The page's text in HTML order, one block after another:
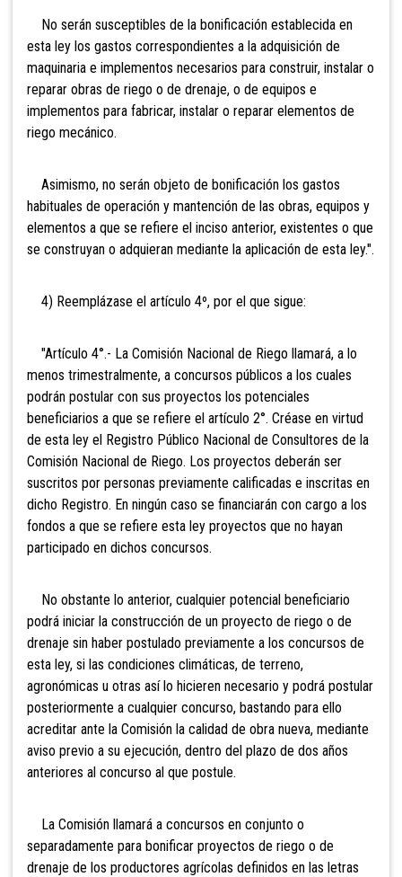
No serán susceptibles de la bonificación establecida en
esta ley los gastos correspondientes a la adquisición de
maquinaria e implementos necesarios para construir, instalar o
reparar obras de riego o de drenaje, o de equipos e
implementos para fabricar, instalar o reparar elementos de
riego mecánico.
Asimismo, no serán objeto de bonificación los gastos
habituales de operación y mantención de las obras, equipos y
elementos a que se refiere el inciso anterior, existentes o que
se construyan o adquieran mediante la aplicación de esta ley.".
4) Reemplázase el artículo 4º, por el que sigue:
"Artículo 4°.- La Comisión Nacional de Riego llamará, a lo
menos trimestralmente, a concursos públicos a los cuales
podrán postular con sus proyectos los potenciales
beneficiarios a que se refiere el artículo 2°. Créase en virtud
de esta ley el Registro Público Nacional de Consultores de la
Comisión Nacional de Riego. Los proyectos deberán ser
suscritos por personas previamente calificadas e inscritas en
dicho Registro. En ningún caso se financiarán con cargo a los
fondos a que se refiere esta ley proyectos que no hayan
participado en dichos concursos.
No obstante lo anterior, cualquier potencial beneficiario
podrá iniciar la construcción de un proyecto de riego o de
drenaje sin haber postulado previamente a los concursos de
esta ley, si las condiciones climáticas, de terreno,
agronómicas u otras así lo hicieren necesario y podrá postular
posteriormente a cualquier concurso, bastando para ello
acreditar ante la Comisión la calidad de obra nueva, mediante
aviso previo a su ejecución, dentro del plazo de dos años
anteriores al concurso al que postule.
La Comisión llamará a concursos en conjunto o
separadamente para bonificar proyectos de riego o de
drenaje de los productores agrícolas definidos en las letras